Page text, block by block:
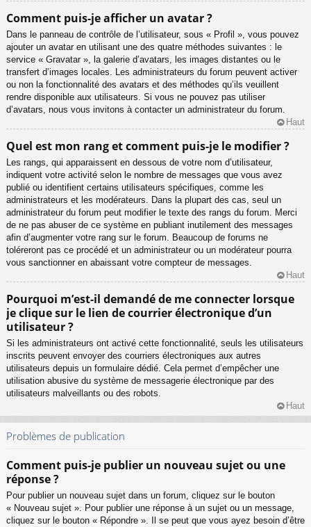
Comment puis-je afficher un avatar ?
Dans le panneau de contrôle de l’utilisateur, sous « Profil », vous pouvez
ajouter un avatar en utilisant une des quatre méthodes suivantes : le
service « Gravatar », la galerie d’avatars, les images distantes ou le
transfert d’images locales. Les administrateurs du forum peuvent activer
ou non la fonctionnalité des avatars et des méthodes qu’ils veuillent
rendre disponible aux utilisateurs. Si vous ne pouvez pas utiliser
d’avatars, nous vous invitons à contacter un administrateur du forum.
Haut
Quel est mon rang et comment puis-je le modifier ?
Les rangs, qui apparaissent en dessous de votre nom d’utilisateur,
indiquent votre activité selon le nombre de messages que vous avez
publié ou identifient certains utilisateurs spécifiques, comme les
administrateurs et les modérateurs. Dans la plupart des cas, seul un
administrateur du forum peut modifier le texte des rangs du forum. Merci
de ne pas abuser de ce système en publiant inutilement des messages
afin d’augmenter votre rang sur le forum. Beaucoup de forums ne
toléreront pas ce procédé et un administrateur ou un modérateur pourra
vous sanctionner en abaissant votre compteur de messages.
Haut
Pourquoi m’est-il demandé de me connecter lorsque
je clique sur le lien de courrier électronique d’un
utilisateur ?
Si les administrateurs ont activé cette fonctionnalité, seuls les utilisateurs
inscrits peuvent envoyer des courriers électroniques aux autres
utilisateurs depuis un formulaire dédié. Cela permet d’empêcher une
utilisation abusive du système de messagerie électronique par des
utilisateurs malveillants ou des robots.
Haut
Problèmes de publication
Comment puis-je publier un nouveau sujet ou une
réponse ?
Pour publier un nouveau sujet dans un forum, cliquez sur le bouton
« Nouveau sujet ». Pour publier une réponse à un sujet ou un message,
cliquez sur le bouton « Répondre ». Il se peut que vous ayez besoin d’être